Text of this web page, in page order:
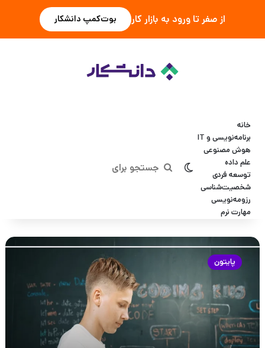
از صفر تا ورود به بازار کار بوت‌کمپ دانشکار
خانه
برنامه‌نویسی و IT
هوش مصنوعی
علم داده
توسعه فردی
شخصیت‌شناسی
رزومه‌نویسی
مهارت نرم
تغییر پوسته
جستجو
۱۲
نوجوانان
از
مبتدی
تا
پایتون